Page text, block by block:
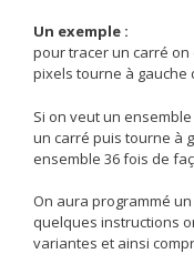
Un exemple :
pour tracer un carré on
pixels tourne à gauche
Si on veut un
un carré puis tourne à
ensemble 36 fois de
On aura programmé
quelques instructions
variantes et ainsi